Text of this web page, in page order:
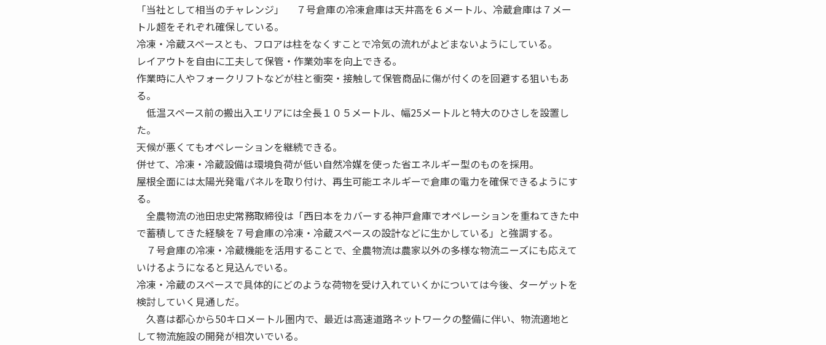
「当社として相当のチャレンジ」 ７号倉庫の冷凍倉庫は天井高を６メートル、冷蔵倉庫は７メー
トル超をそれぞれ確保している。
冷凍・冷蔵スペースとも、フロアは柱をなくすことで冷気の流れがよどまないようにしている。
レイアウトを自由に工夫して保管・作業効率を向上できる。
作業時に人やフォークリフトなどが柱と衝突・接触して保管商品に傷が付くのを回避する狙いもあ
る。
低温スペース前の搬出入エリアには全長１０５メートル、幅25メートルと特大のひさしを設置し
た。
天候が悪くてもオペレーションを継続できる。
併せて、冷凍・冷蔵設備は環境負荷が低い自然冷媒を使った省エネルギー型のものを採用。
屋根全面には太陽光発電パネルを取り付け、再生可能エネルギーで倉庫の電力を確保できるようにす
る。
全農物流の池田忠史常務取締役は「西日本をカバーする神戸倉庫でオペレーションを重ねてきた中
で蓄積してきた経験を７号倉庫の冷凍・冷蔵スペースの設計などに生かしている」と強調する。
７号倉庫の冷凍・冷蔵機能を活用することで、全農物流は農家以外の多様な物流ニーズにも応えて
いけるようになると見込んでいる。
冷凍・冷蔵のスペースで具体的にどのような荷物を受け入れていくかについては今後、ターゲットを
検討していく見通しだ。
久喜は都心から50キロメートル圏内で、最近は高速道路ネットワークの整備に伴い、物流適地と
して物流施設の開発が相次いでいる。